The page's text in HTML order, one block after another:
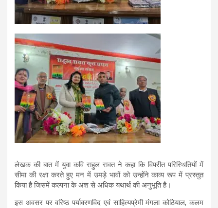
लेखक की बात में युवा कवि राहुल रावत ने कहा कि विपरीत परिस्थितियों में
सीमा की रक्षा करते हुए मन में उमड़े भावों को उन्होंने काव्य रूप में प्रस्तुत
किया है जिसमें कल्पना के अंश से अधिक यथार्थ की अनुभूति है।
इस अवसर पर वरिष्ठ पर्यावरणविद एवं साहित्यप्रेमी मंगला कोठियाल, कलम